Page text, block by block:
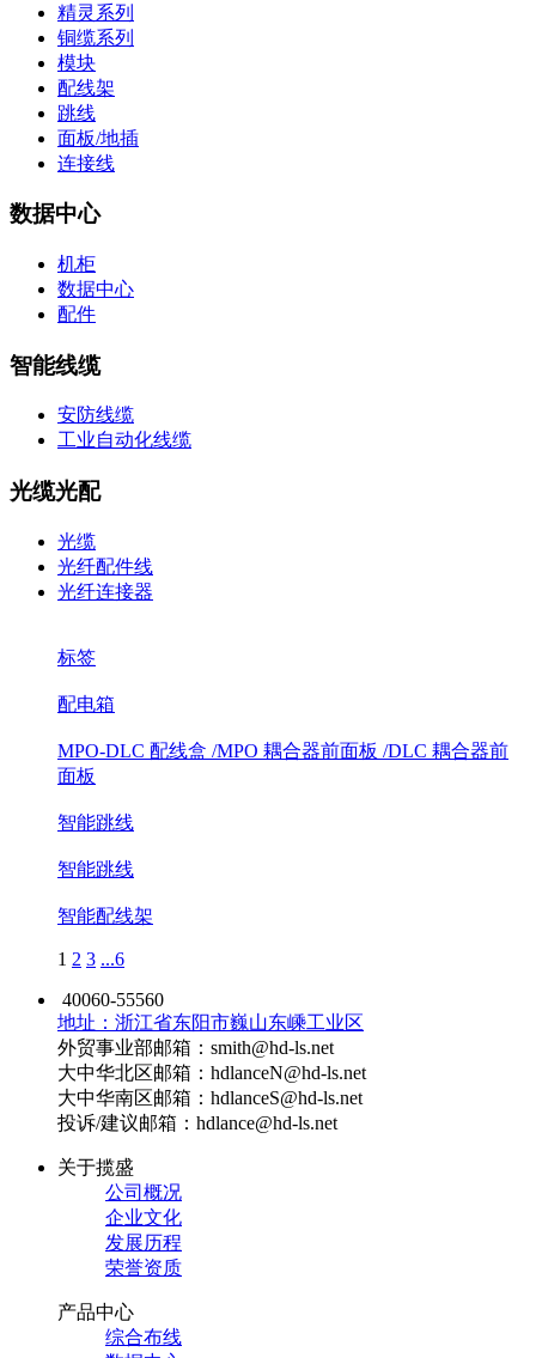
精灵系列
铜缆系列
模块
配线架
跳线
面板/地插
连接线
数据中心
机柜
数据中心
配件
智能线缆
安防线缆
工业自动化线缆
光缆光配
光缆
光纤配件线
光纤连接器
标签
配电箱
MPO-DLC 配线盒 /MPO 耦合器前面板 /DLC 耦合器前
面板
智能跳线
智能跳线
智能配线架
1 2 3 ...6
40060-55560
地址：浙江省东阳市巍山东嵊工业区
外贸事业部邮箱：smith@hd-ls.net
大中华北区邮箱：hdlanceN@hd-ls.net
大中华南区邮箱：hdlanceS@hd-ls.net
投诉/建议邮箱：hdlance@hd-ls.net
关于揽盛
公司概况
企业文化
发展历程
荣誉资质
产品中心
综合布线